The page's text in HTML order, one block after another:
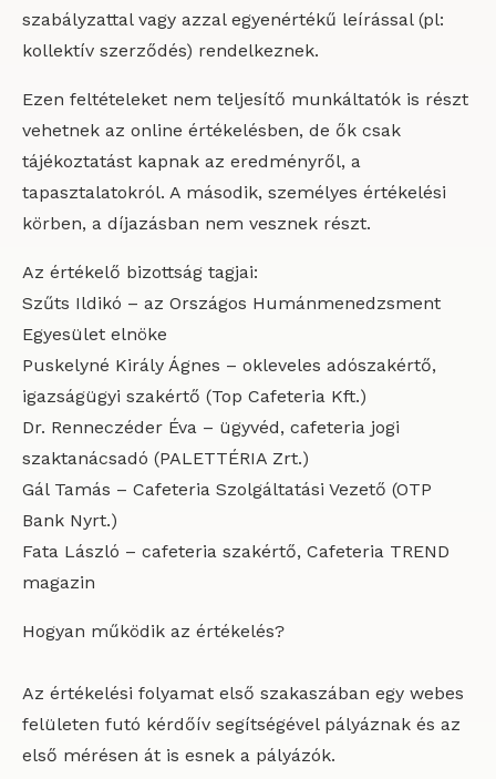
szabályzattal vagy azzal egyenértékű leírással (pl:
kollektív szerződés) rendelkeznek.
Ezen feltételeket nem teljesítő munkáltatók is részt
vehetnek az online értékelésben, de ők csak
tájékoztatást kapnak az eredményről, a
tapasztalatokról. A második, személyes értékelési
körben, a díjazásban nem vesznek részt.
Az értékelő bizottság tagjai:
Szűts Ildikó – az Országos Humánmenedzsment
Egyesület elnöke
Puskelyné Király Ágnes – okleveles adószakértő,
igazságügyi szakértő (Top Cafeteria Kft.)
Dr. Renneczéder Éva – ügyvéd, cafeteria jogi
szaktanácsadó (PALETTÉRIA Zrt.)
Gál Tamás – Cafeteria Szolgáltatási Vezető (OTP
Bank Nyrt.)
Fata László – cafeteria szakértő, Cafeteria TREND
magazin
Hogyan működik az értékelés?
Az értékelési folyamat első szakaszában egy webes
felületen futó kérdőív segítségével pályáznak és az
első mérésen át is esnek a pályázók.